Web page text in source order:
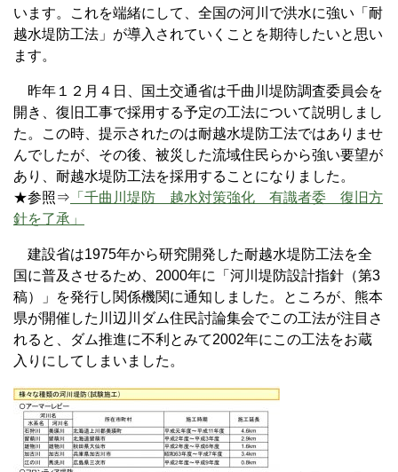
います。これを端緒にして、全国の河川で洪水に強い「耐
越水堤防工法」が導入されていくことを期待したいと思い
ます。
昨年１２月４日、国土交通省は千曲川堤防調査委員会を
開き、復旧工事で採用する予定の工法について説明しまし
た。この時、提示されたのは耐越水堤防工法ではありませ
んでしたが、その後、被災した流域住民らから強い要望が
あり、耐越水堤防工法を採用することになりました。
★参照⇒ 「千曲川堤防 越水対策強化 有識者委 復旧方
針を了承」
建設省は1975年から研究開発した耐越水堤防工法を全
国に普及させるため、2000年に「河川堤防設計指針（第3
稿）」を発行し関係機関に通知しました。ところが、熊本
県が開催した川辺川ダム住民討論集会でこの工法が注目さ
れると、ダム推進に不利とみて2002年にこの工法をお蔵
入りにしてしまいました。